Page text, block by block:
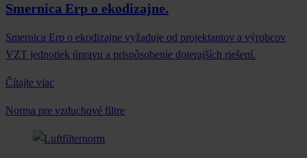
Smernica Erp o ekodizajne.
Smernica Erp o ekodizajne vyžaduje od projektantov a výrobcov
VZT jednotiek úpravu a prispôsobenie doterajších riešení.
Čítajte viac
Norma pre vzduchové filtre